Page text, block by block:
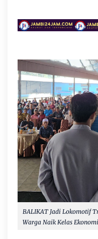
BALIKAT Jadi Lokomotif
Warga Naik Kelas